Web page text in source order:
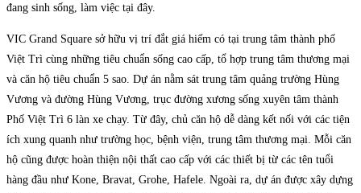
đang sinh sống, làm việc tại đây.
VIC Grand Square sở hữu vị trí đắt giá hiếm có tại trung tâm thành phố
Việt Trì cùng những tiêu chuẩn sống cao cấp, tổ hợp trung tâm thương mại
và căn hộ tiêu chuẩn 5 sao. Dự án nằm sát trung tâm quảng trường Hùng
Vương và đường Hùng Vương, trục đường xương sống xuyên tâm thành
Phố Việt Trì 6 làn xe chạy. Từ đây, chủ căn hộ dễ dàng kết nối với các tiện
ích xung quanh như trường học, bệnh viện, trung tâm thương mại. Mỗi căn
hộ cũng được hoàn thiện nội thất cao cấp với các thiết bị từ các tên tuổi
hàng đầu như Kone, Bravat, Grohe, Hafele. Ngoài ra, dự án được xây dựng